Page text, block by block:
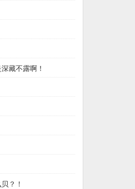
藏不露啊！
？！